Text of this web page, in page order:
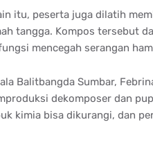
itu, pesertajuga dilatih
tangga. Kompos tersebut
mencegah serangan
Balitbangda Sumbar,
dekomposerdan
kimia bisa dikurangi, dan